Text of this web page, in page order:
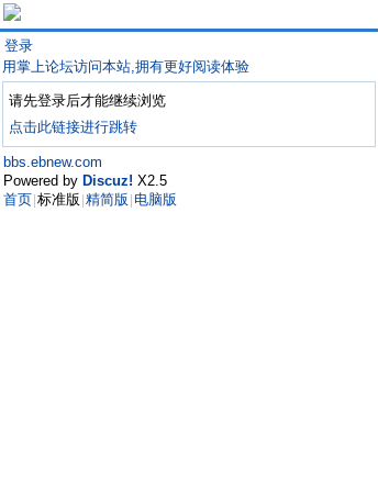
登录
用掌上论坛访问本站,拥有更好阅读体验
请先登录后才能继续浏览
点击此链接进行跳转
bbs.ebnew.com
Powered by Discuz! X2.5
首页 标准版 精简版 电脑版